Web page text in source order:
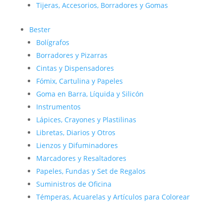
Tijeras, Accesorios, Borradores y Gomas
Bester
Bolígrafos
Borradores y Pizarras
Cintas y Dispensadores
Fómix, Cartulina y Papeles
Goma en Barra, Líquida y Silicón
Instrumentos
Lápices, Crayones y Plastilinas
Libretas, Diarios y Otros
Lienzos y Difuminadores
Marcadores y Resaltadores
Papeles, Fundas y Set de Regalos
Suministros de Oficina
Témperas, Acuarelas y Artículos para Colorear